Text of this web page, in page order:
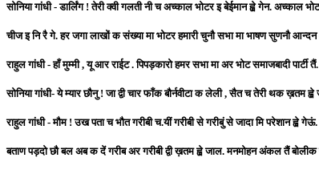
सोनिया गांधी - डार्लिंग ! तेरी क्वी गलती नी च अच्काल भोटर इ बेईमान ह्व़े गेन. अच्काल
चीज इ नि रै गे. हर जगा लाखों क संख्या मा भोटर हमारी चुनौ सभा मा भाषण सुणनौ
राहुल गांधी - हाँ मुम्मी , यू आर राईट . पिपड़कारो हमर सभा मा अर भोट समाजबादी पार्टी तैं.
सोनिया गांधी- ये म्यार छौनु ! जा द्वी चार फाँक बौर्नवीटा क लेली , सैत च तेरी थक ख़तम ह्व़े
राहुल गांधी - मौम ! उख पता च भौत गरीबी च.यीं गरीबी से गरीबुं से जादा मि परेशान
बताण पड़दो छौ बल अब क दें गरीब अर गरीबी द्वी ख़तम ह्व़े जाल. मनमोहन अंकल तैं